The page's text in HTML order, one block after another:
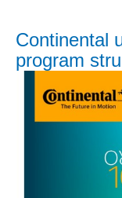
Continental
program